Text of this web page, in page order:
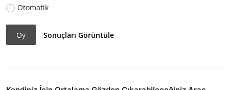
Otomatik
Oy Sonuçları Görüntüle